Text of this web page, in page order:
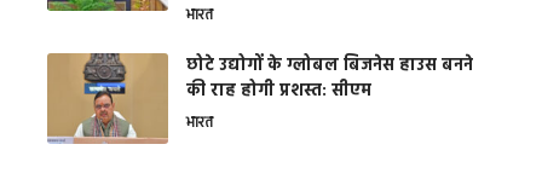
भारत
छोटे उद्योगों के ग्लोबल बिजनेस हाउस बनने
की राह होगी प्रशस्त: सीएम
भारत